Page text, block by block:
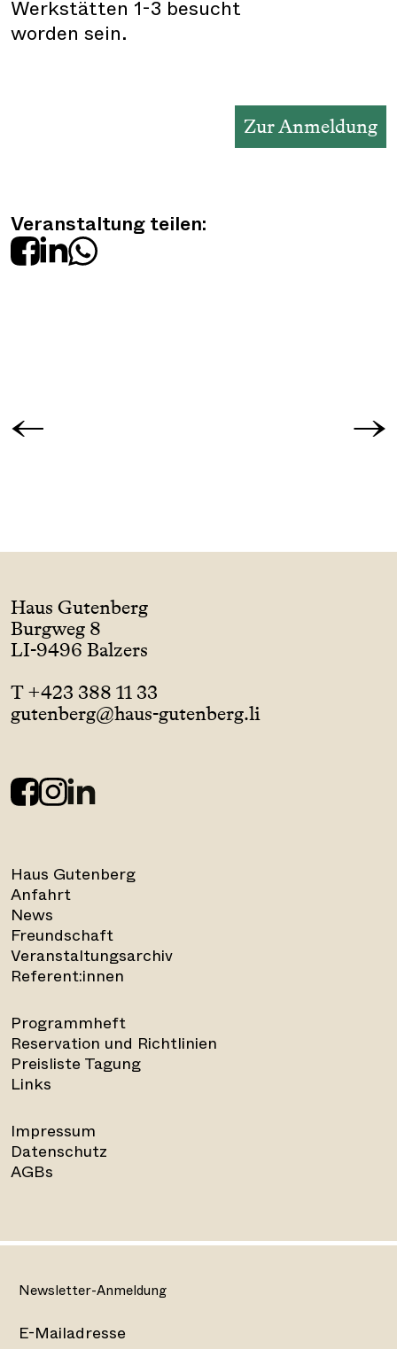
Werkstätten 1-3 besucht
worden sein.
Zur Anmeldung
Veranstaltung teilen:
← →
Haus Gutenberg
Burgweg 8
LI-9496 Balzers
T +423 388 11 33
gutenberg@haus-gutenberg.li
Haus Gutenberg
Anfahrt
News
Freundschaft
Veranstaltungsarchiv
Referent:innen
Programmheft
Reservation und Richtlinien
Preisliste Tagung
Links
Impressum
Datenschutz
AGBs
Newsletter-Anmeldung